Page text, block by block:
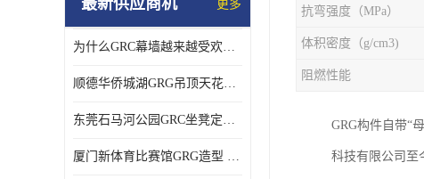
最新供应商机 更多
为什么GRC幕墙越来越受欢迎？一起来了解GRC幕墙
顺德华侨城湖GRG吊顶天花GRG材料定制厂家饰纪上品
东莞石马河公园GRC坐凳定制选择广东饰纪上品GRC构件厂家
厦门新体育比赛馆GRG造型 GRG材料 广东GRG厂家
抗弯强度（MPa）
体积密度（g/cm3)
阻燃性能
GRG构件自带“
科技有限公司至